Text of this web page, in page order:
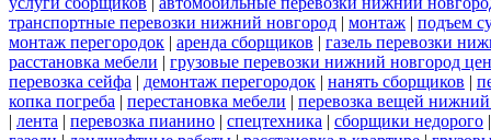
транспортные перевозки нижний новгород | монтаж | подъем
монтаж перегородок | аренда сборщиков | газель перевозки
расстановка мебели | грузовые перевозки нижний новгород
перевозка сейфа | демонтаж перегородок | нанять сборщиков |
копка погреба | перестановка мебели | перевозка вещей
| лента | перевозка пианино | спецтехника | сборщики недорого